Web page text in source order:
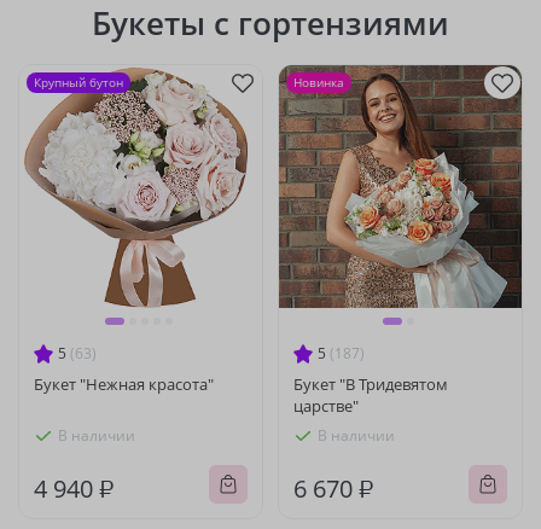
Букеты с гортензиями
5 (63)
Букет "Нежная красота"
В наличии
4 940 ₽
Крупный бутон
5 (187)
Букет "В Тридевятом
царстве"
В наличии
6 670 ₽
Новинка